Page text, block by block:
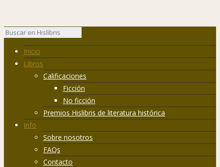
Inicio
Libros
Calificaciones
Ficción
No ficción
Premios Hislibris de literatura histórica
Info
Sobre nosotros
FAQs
Contacto